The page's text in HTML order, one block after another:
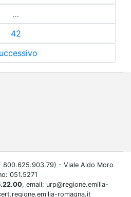
…
42
800.625.903.79) - Viale Aldo Moro
051.5271
, email: urp@regione.emilia-
romagna.it